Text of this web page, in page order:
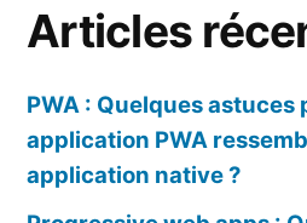
Articles
PWA : Quelques astuces
application PWA
application native ?